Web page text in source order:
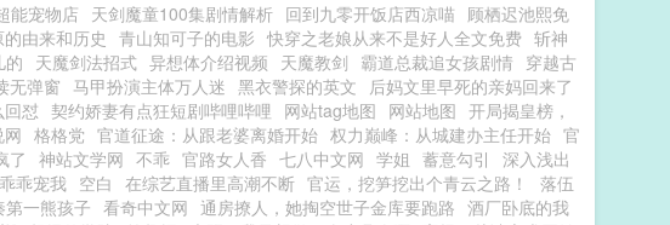
能宠物店 天剑魔童100集剧情解析 回到九零开饭店西凉喵 顾栖迟池熙免
由来和历史 青山知可子的电影 快穿之老娘从来不是好人全文免费 斩神
的 天魔剑法招式 异想体介绍视频 天魔教剑 霸道总裁追女孩剧情 穿越古
无弹窗 马甲扮演主体万人迷 黑衣警探的英文
后妈文里早死的亲妈回来了
怼 契约娇妻有点狂短剧哔哩哔哩 网站tag地图 网站地图 开局揭皇榜，
格格党 官道征途：从跟老婆离婚开始 权力巅峰：从城建办主任开始 官
了 神站文学网 不乖 官路女人香 七八中文网 学姐 蓄意勾引
深入浅出
乖宠我 空白 在综艺直播里高潮不断 官运，挖笋挖出个青云之路！
落伍
第一熊孩子 看奇中文网 通房撩人，她掏空世子金库要跑路 酒厂卧底的我